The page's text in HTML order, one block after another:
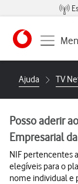
https://
Ajuda TV
Posso aderir
Empresarial
NIF pertencentes
elegíveis para o
nome individual e